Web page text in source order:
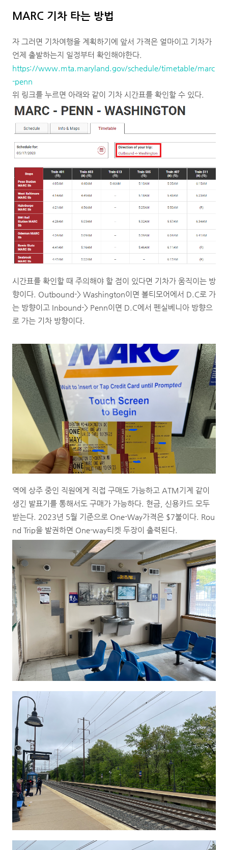
MARC 기차 타는 방법
자 그러면 기차여행을 계획하기에 앞서 가격은 얼마이고 기차가
언제 출발하는지 일정부터 확인해야한다.
https://www.mta.maryland.gov/schedule/timetable/marc
-penn
위 링크를 누르면 아래와 같이 기차 시간표를 확인할 수 있다.
시간표를 확인할 때 주의해야 할 점이 있다면 기차가 움직이는 방
향이다. Outbound-> Washington이면 볼티모어에서 D.C로 가
는 방향이고 Inbound-> Penn이면 D.C에서 펜실베니아 방향으
로 가는 기차 방향이다.
역에 상주 중인 직원에게 직접 구매도 가능하고 ATM기계 같이
생긴 발표기를 통해서도 구매가 가능하다. 현금, 신용카드 모두
받는다. 2023년 5월 기준으로 One-Way가격은 $7불이다. Rou
nd Trip을 발권하면 One-way티켓 두장이 출력된다.